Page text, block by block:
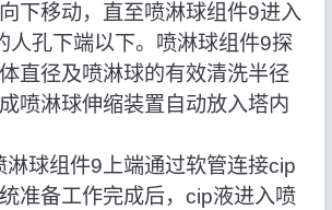
下移动，直至喷淋球组件9进入
人孔下端以下。喷淋球组件9探
直径及喷淋球的有效清洗半径
喷淋球伸缩装置自动放入塔内
淋球组件9上端通过软管连接cip
准备工作完成后，cip液进入喷